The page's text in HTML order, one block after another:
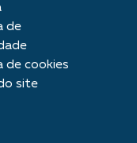
de
de cookies
site